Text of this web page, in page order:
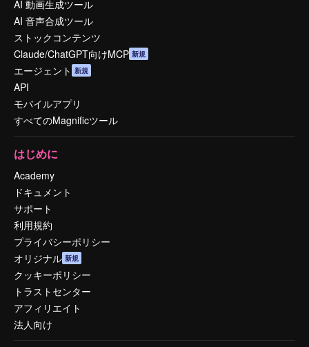
AI 動画生成ツール
AI 音声合成ツール
ストックコンテンツ
Claude/ChatGPT向けMCP 新規
エージェント 新規
API
モバイルアプリ
すべてのMagnificツール
はじめに
Academy
ドキュメント
サポート
利用規約
プライバシーポリシー
オリジナル 新規
クッキーポリシー
トラストセンター
アフィリエイト
法人向け